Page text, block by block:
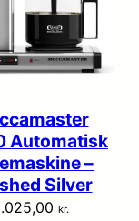
Automatisk
–
Silver
kr.